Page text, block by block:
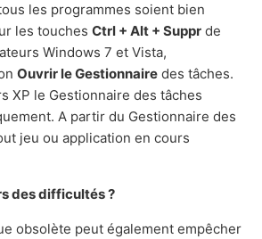
les programmes soient bien
les touchesCtrl + Alt + Suppr de
Windows 7 et Vista,
Ouvrir le Gestionnaire des tâches.
XP le Gestionnaire des tâches
A partir du Gestionnaire des
jeu ou application en cours
des difficultés ?
obsolète peut également empêcher